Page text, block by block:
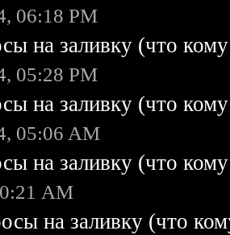
06:18 PM
на заливку (что
05:28 PM
на заливку (что
05:06 AM
на заливку (что
AM
на заливку (что